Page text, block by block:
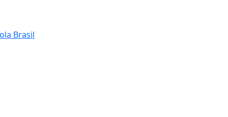
Brasil